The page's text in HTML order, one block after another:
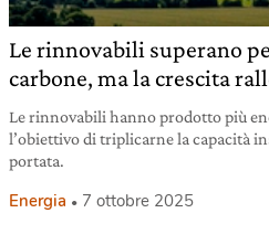
Le rinnovabili superano
carbone, ma la crescita
Le rinnovabili hanno prodotto più
l’obiettivo di triplicarne la capacità
portata.
Energia 7 ottobre 2025